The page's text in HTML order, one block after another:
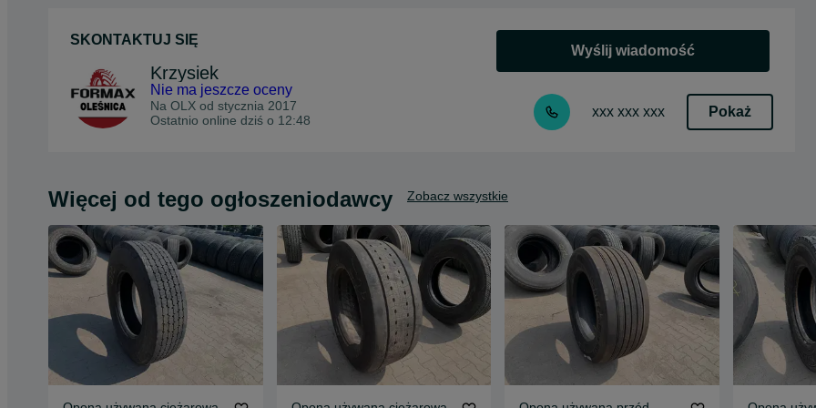
SKONTAKTUJ SIĘ
Krzysiek
Nie ma jeszcze oceny
Na OLX od stycznia 2017
Ostatnio online dziś o 12:48
Wyślij wiadomość
xxx xxx xxx Pokaż
Więcej od tego ogłoszeniodawcy Zobacz wszystkie